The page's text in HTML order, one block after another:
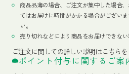
商品品薄の場合、ご注文が集中した場合
てはお届けに時間がかかる場合がござい
い。
売り切れなどにより商品をお届けできな
ご注文に関しての詳しい説明はこちらを
ポイント付与に関するご案